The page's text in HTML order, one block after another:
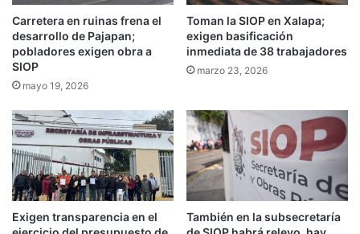
Carretera en ruinas frena el
desarrollo de Pajapan;
pobladores exigen obra a
SIOP
mayo 19, 2026
Toman la SIOP en Xalapa;
exigen basificación
inmediata de 38 trabajadores
marzo 23, 2026
Exigen transparencia en el
También en la subsecretaría